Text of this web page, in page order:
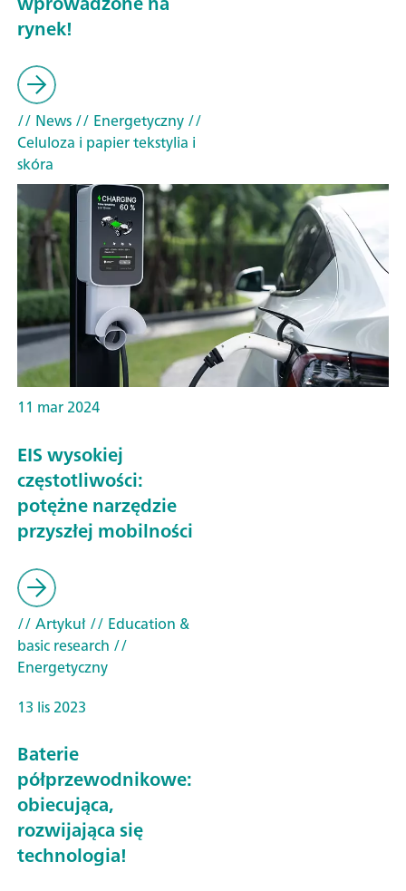
rynek!
// News// Energetyczny//
Celuloza i papier tekstylia i
skóra
11 mar 2024
EIS wysokiej
częstotliwości:
potężne narzędzie
przyszłej mobilności
// Artykuł// Education &
basic research //
Energetyczny
13 lis 2023
Baterie
półprzewodnikowe:
obiecująca,
rozwijająca się
technologia!